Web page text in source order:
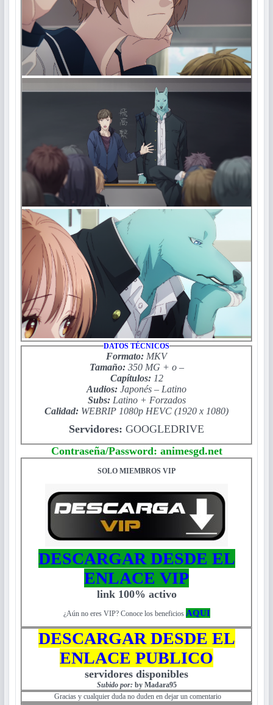
DATOS TÉCNICOS
Formato: MKV
Tamaño:350 MG + o –
Capítulos: 12
Audios: Japonés – Latino
Subs: Latino + Forzados
Calidad: WEBRIP 1080p HEVC (1920 x 1080)
Servidores: GOOGLEDRIVE
Contraseña/Password: animesgd.net
SOLO MIEMBROS VIP
DESCARGAR DESDE EL
ENLACE VIP
link 100% activo
¿Aún no eres VIP? Conoce los beneficios AQUI
DESCARGAR DESDE EL
ENLACE PUBLICO
servidores disponibles
Subido por: by Madara95
Gracias y cualquier duda no duden en dejar un comentario